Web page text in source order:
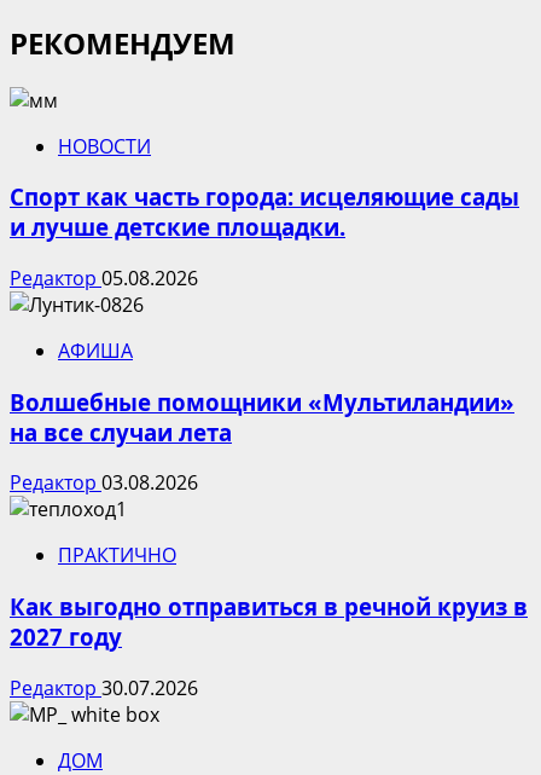
РЕКОМЕНДУЕМ
НОВОСТИ
Спорт как часть города: исцеляющие сады
и лучше детские площадки.
Редактор 05.08.2026
АФИША
Волшебные помощники «Мультиландии»
на все случаи лета
Редактор 03.08.2026
ПРАКТИЧНО
Как выгодно отправиться в речной круиз в
2027 году
Редактор 30.07.2026
ДОМ